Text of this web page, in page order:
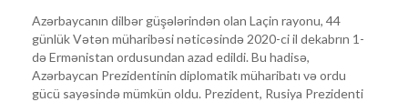
Azərbaycanın dilbər güşələrindən olan Laçin rayonu, 44
günlük Vətən müharibəsi nəticəsində 2020-ci il dekabrın 1-
də Ermənistan ordusundan azad edildi. Bu hadisə,
Azərbaycan Prezidentinin diplomatik müharibatı və ordu
gücü sayəsində mümkün oldu. Prezident, Rusiya Prezidenti